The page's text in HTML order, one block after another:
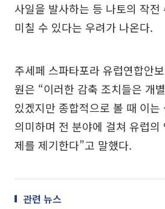
사일을 발사하는 등 나토의 작전
미칠 수 있다는 우려가 나온다.
주세페 스파타포라 유럽연합안
원은 “이러한 감축 조치들은 개
있겠지만 종합적으로 볼 때 이는
의미하며 전 분야에 걸쳐 유럽
제를 제기한다”고 말했다.
관련 뉴스